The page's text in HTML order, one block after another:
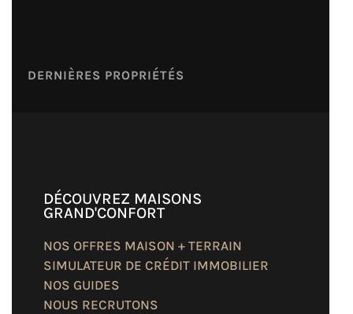
DERNIÈRES PROPRIÉTÉS
DÉCOUVREZ MAISONS
GRAND'CONFORT
NOS OFFRES MAISON + TERRAIN
SIMULATEUR DE CRÉDIT IMMOBILIER
NOS GUIDES
NOUS RECRUTONS